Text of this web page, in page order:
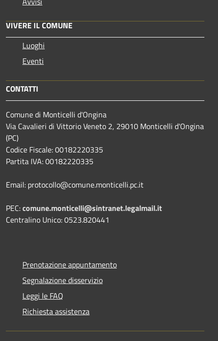
VIVERE IL COMUNE
Luoghi
Eventi
CONTATTI
Comune di Monticelli d'Ongina
Via Cavalieri di Vittorio Veneto 2, 29010 Monticelli d'Ongina
(PC)
Codice Fiscale: 00182220335
Partita IVA: 00182220335
Email: protocollo@comune.monticelli.pc.it
PEC:comune.monticelli@sintranet.legalmail.it
Centralino Unico: 0523.820441
Prenotazione appuntamento
Segnalazione disservizio
Leggi le FAQ
Richiesta assistenza